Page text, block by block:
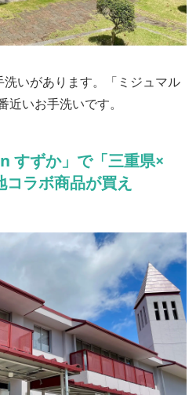
いがあります。「ミジュマル
いお手洗いです。
すずか」で「三重県×
コラボ商品が買え